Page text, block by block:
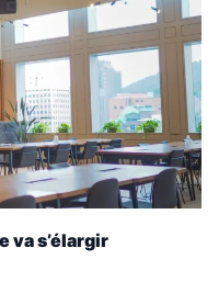
va s’élargir